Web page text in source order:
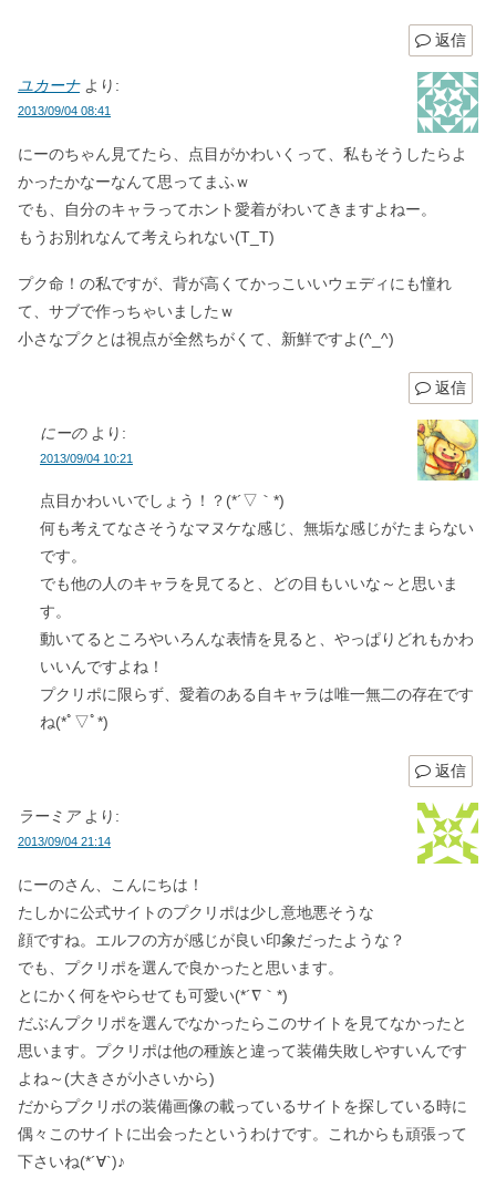
返信
ユカーナ より:
2013/09/04 08:41
にーのちゃん見てたら、点目がかわいくって、私もそうしたらよ
かったかなーなんて思ってまふｗ
でも、自分のキャラってホント愛着がわいてきますよねー。
もうお別れなんて考えられない(T_T)
プク命！の私ですが、背が高くてかっこいいウェディにも憧れ
て、サブで作っちゃいましたｗ
小さなプクとは視点が全然ちがくて、新鮮ですよ(^_^)
返信
にーの より:
2013/09/04 10:21
点目かわいいでしょう！？(*´▽｀*)
何も考えてなさそうなマヌケな感じ、無垢な感じがたまらない
です。
でも他の人のキャラを見てると、どの目もいいな～と思いま
す。
動いてるところやいろんな表情を見ると、やっぱりどれもかわ
いいんですよね！
プクリポに限らず、愛着のある自キャラは唯一無二の存在です
ね(*ﾟ▽ﾟ*)
返信
ラーミア より:
2013/09/04 21:14
にーのさん、こんにちは！
たしかに公式サイトのプクリポは少し意地悪そうな
顔ですね。エルフの方が感じが良い印象だったような？
でも、プクリポを選んで良かったと思います。
とにかく何をやらせても可愛い(*´∇｀*)
だぶんプクリポを選んでなかったらこのサイトを見てなかったと
思います。プクリポは他の種族と違って装備失敗しやすいんです
よね～(大きさが小さいから)
だからプクリポの装備画像の載っているサイトを探している時に
偶々このサイトに出会ったというわけです。これからも頑張って
下さいね(*´∀`)♪